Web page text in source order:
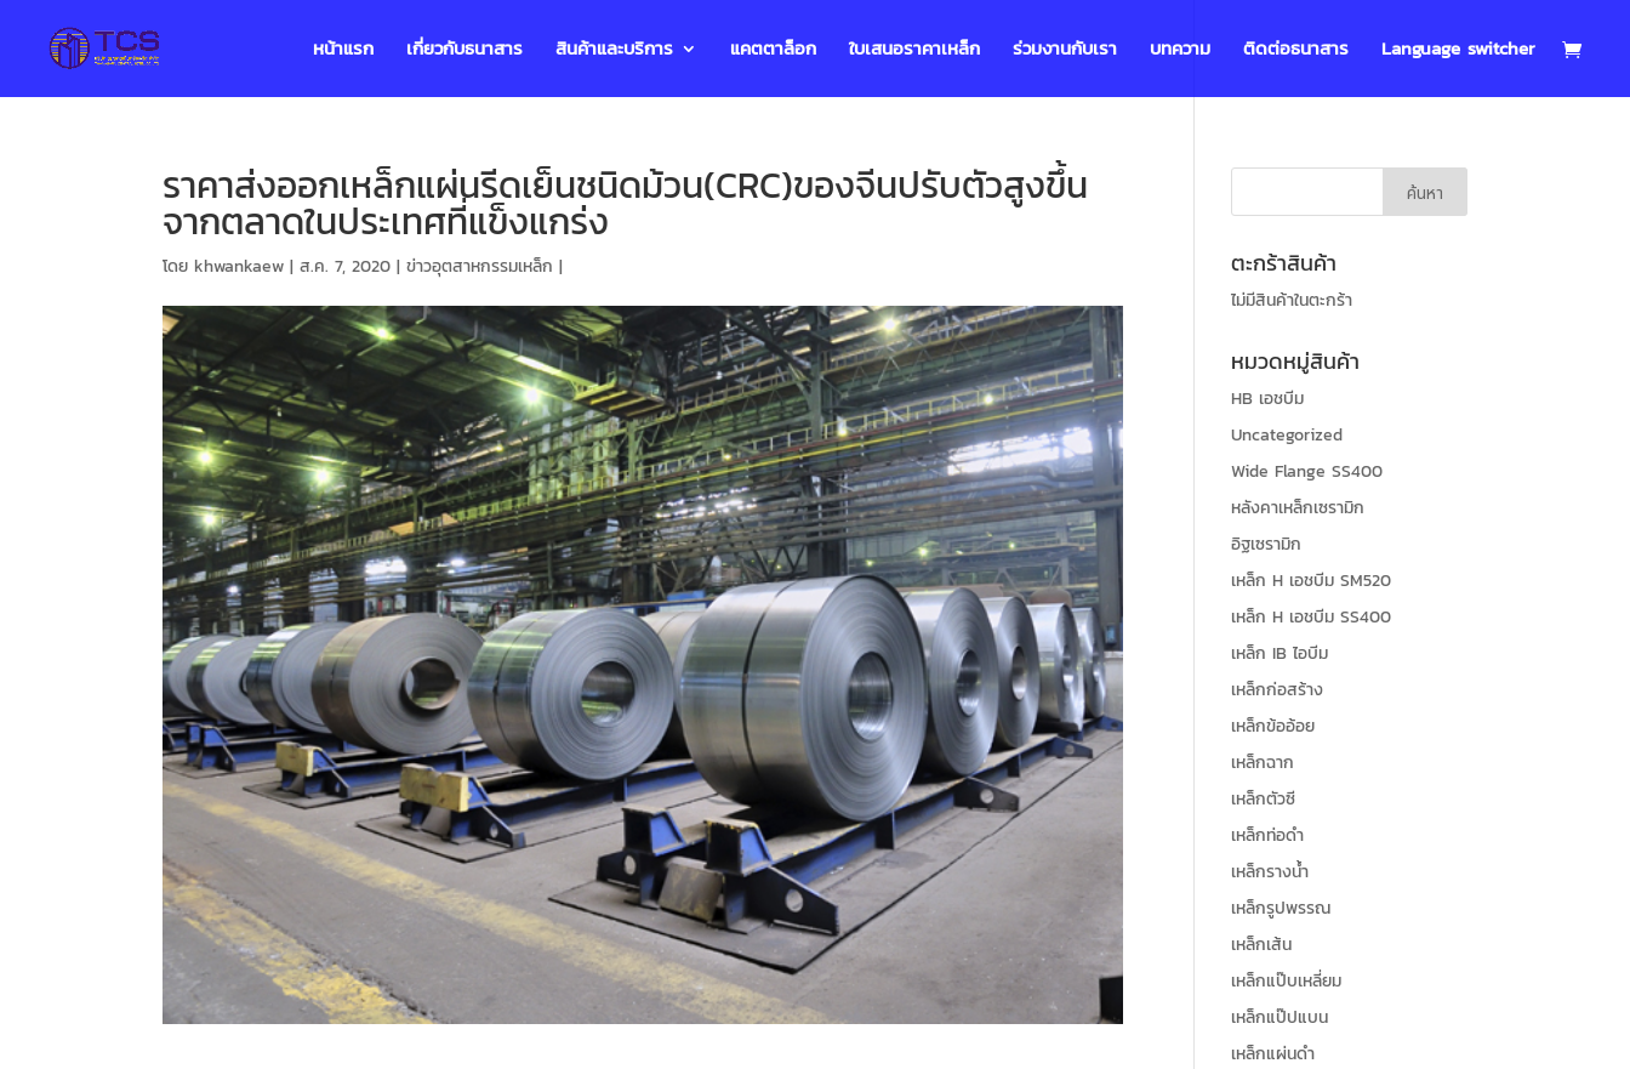
หน้าแรก เกี่ยวกับธนาสาร สินค้าและบริการ แคตตาล็อก ใบเสนอราคาเหล็ก ร่วมงานกับเรา บทความ ติดต่อธนาสาร Language switcher
ราคาส่งออกเหล็กแผ่นรีดเย็นชนิดม้วน(CRC)ของจีนปรับตัวสูงขึ้น
จากตลาดในประเทศที่แข็งแกร่ง
โดย khwankaew |ส.ค. 7, 2020 |ข่าวอุตสาหกรรมเหล็ก | ตะกร้าสินค้า
ไม่มีสินค้าในตะกร้า
หมวดหมู่สินค้า
HB เอชบีม
Uncategorized
Wide Flange SS400
หลังคาเหล็กเซรามิก
อิฐเซรามิก
เหล็ก H เอชบีม SM520
เหล็ก H เอชบีม SS400
เหล็ก IB ไอบีม
เหล็กก่อสร้าง
เหล็กข้ออ้อย
เหล็กฉาก
เหล็กตัวซี
เหล็กท่อดำ
เหล็กรางน้ำ
เหล็กรูปพรรณ
เหล็กเส้น
เหล็กแป๊บเหลี่ยม
เหล็กแป๊ปแบน
เหล็กแผ่นดำ